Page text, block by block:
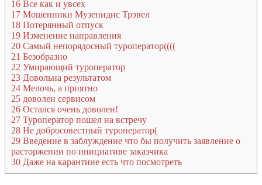
16 Все как и увсех
17 Мошенники Музенидис Трэвел
18 Потерянный отпуск
19 Изменение направления
20 Самый непорядосный туроператор((((
21 Безобразно
22 Умирающий туроператор
23 Довольна результатом
24 Мелочь, а приятно
25 доволен сервисом
26 Остался очень доволен!
27 Туроператор пошел на встречу
28 Не добросовестный туроператор(
29 Введение в заблуждение что бы получить заявление о
расторжении по инициативе заказчика
30 Даже на карантине есть что посмотреть